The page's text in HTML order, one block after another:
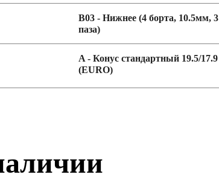
B03 - Нижнее (4 борта, 10.5мм, 3
паза)
A - Конус стандартный 19.5/17.9
(EURO)